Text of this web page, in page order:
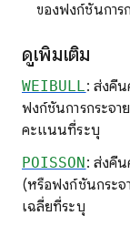
ของฟังก์ชันการ
ดูเพิ่มเติม
WEIBULL: ส่งคื
ฟังก์ชันการกระจ
คะแนนที่ระบุ
POISSON: ส่งคื
(หรือฟังก์ชันกระจ
เฉลี่ยที่ระบุ